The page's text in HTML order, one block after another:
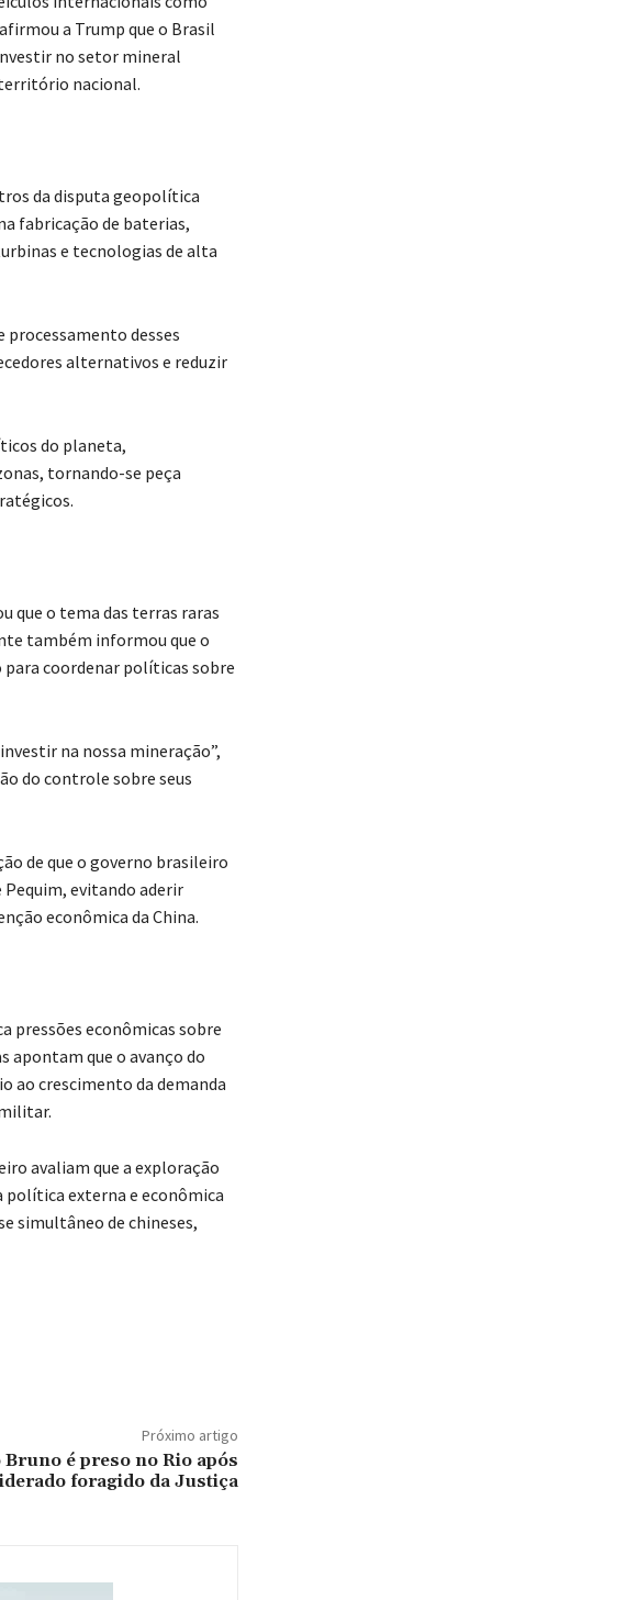
a Trump que o Brasil
no setor mineral
nacional.
da disputa geopolítica
fabricação de baterias,
e tecnologias de alta
processamento desses
alternativos e reduzir
do planeta,
tornando-se peça
que o tema das terras raras
também informou que o
coordenar políticas sobre
na nossa mineração”,
do controle sobre seus
de que o governo brasileiro
evitando aderir
econômica da China.
pressões econômicas sobre
apontam que o avanço do
ao crescimento da demanda
avaliam que a exploração
política externa e econômica
simultâneo de chineses,
Próximo artigo
é preso no Rio após
foragido da Justiça